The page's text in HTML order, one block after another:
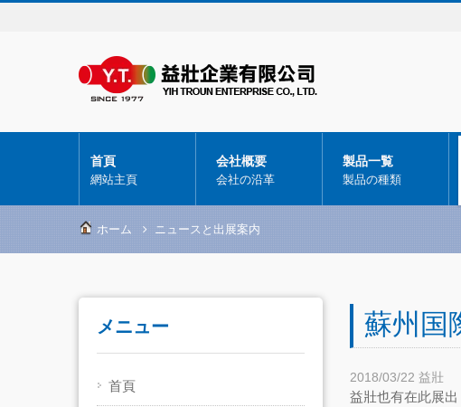
首頁
網站主頁
会社概要
会社の沿革
製品一覧
製品の種類
ホーム ニュースと出展案内
メニュー
首頁
蘇州国
2018/03/22 益壯
益壯也有在此展出